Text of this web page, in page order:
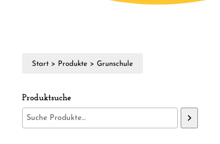
Start> Produkte > Grunschule
Produktsuche